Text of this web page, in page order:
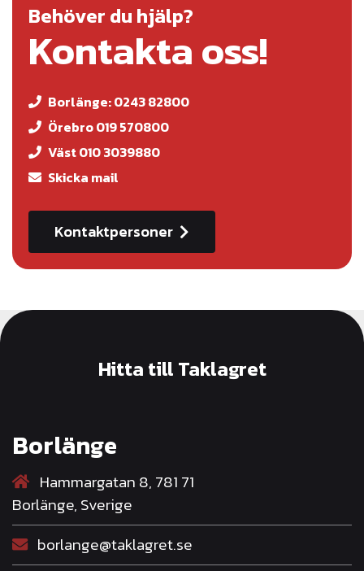
Behöver du hjälp?
Kontakta oss!
Borlänge: 0243 82800
Örebro 019 570800
Väst 010 3039880
Skicka mail
Kontaktpersoner
Hitta till Taklagret
Borlänge
Hammargatan 8, 781 71
Borlänge, Sverige
borlange@taklagret.se